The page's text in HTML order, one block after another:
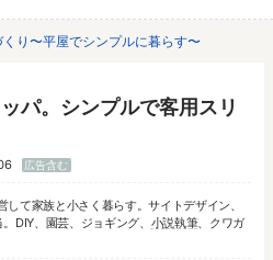
り〜平屋でシンプルに暮らす〜
パ。シンプルで客用スリ
広告含む
して家族と小さく暮らす。サイトデザイン、
DIY、園芸、ジョギング、 小説執筆、クワガ